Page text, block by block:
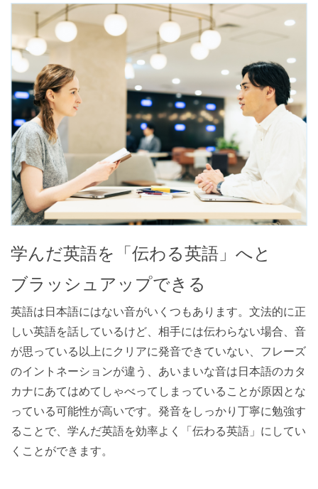
学んだ英語を「伝わる英語」へと
ブラッシュアップできる
英語は日本語にはない音がいくつもあります。文法的に正
しい英語を話しているけど、相手には伝わらない場合、音
が思っている以上にクリアに発音できていない、フレーズ
のイントネーションが違う、あいまいな音は日本語のカタ
カナにあてはめてしゃべってしまっていることが原因とな
っている可能性が高いです。発音をしっかり丁寧に勉強す
ることで、学んだ英語を効率よく「伝わる英語」にしてい
くことができます。